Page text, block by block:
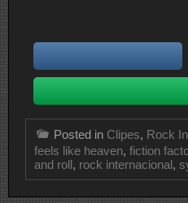
Posted in Clipes, Rock
feels like heaven, fiction
and roll, rock internacional,